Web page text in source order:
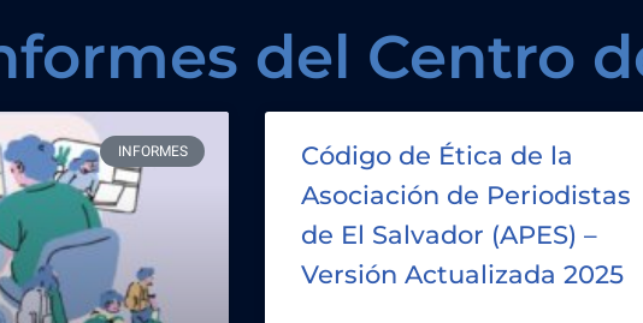
del Centro
INFORMES
Código de Ética de la
Asociación de Periodistas
de El Salvador (APES) –
Versión Actualizada 2025